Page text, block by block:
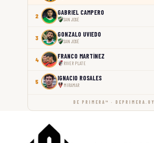
2 GABRIEL CAMPERO
SAN JOSÉ
3 GONZALO UVIEDO
SAN JOSÉ
4 FRANCO MARTÍNEZ
RIVER PLATE
5 IGNACIO ROSALES
MIRAMAR
DE PRIMERA™ · DEPRIMERA.UY